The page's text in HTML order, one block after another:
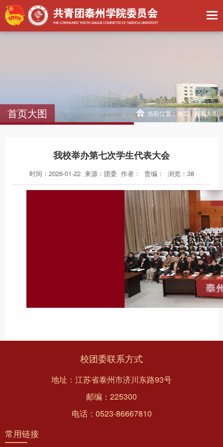
首页大图 当前位置：首页 首页大图
我校举办第七次学生代表大会
时间：2026-01-22 来源：团委 作者： 责编： 浏览： 38
校团委联系方式
地址：江苏省泰州市济川东路93号
邮编：225300
电话：0523-86667810
常用链接